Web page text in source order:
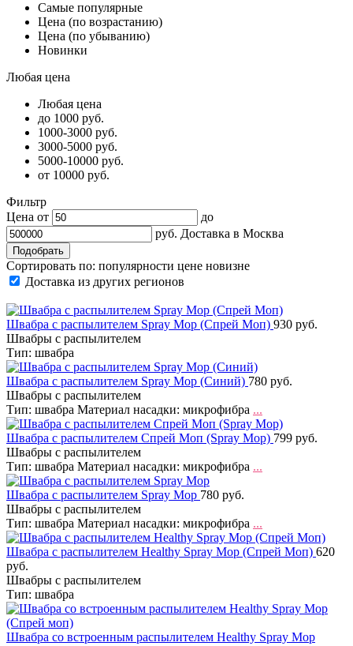
Самые популярные
Цена (по возрастанию)
Цена (по убыванию)
Новинки
Любая цена
Любая цена
до 1000 руб.
1000-3000 руб.
3000-5000 руб.
5000-10000 руб.
от 10000 руб.
Фильтр
Цена от
до
руб. Доставка в Москва
Сортировать по: популярности цене новизне
Доставка из других регионов
Швабра с распылителем Spray Mop (Спрей Моп) 930 руб.
Швабры с распылителем
Тип: швабра
Швабра с распылителем Spray Mop (Синий) 780 руб.
Швабры с распылителем
Тип: швабра Материал насадки: микрофибра ...
Швабра с распылителем Спрей Моп (Spray Mop) 799 руб.
Швабры с распылителем
Тип: швабра Материал насадки: микрофибра ...
Швабра с распылителем Spray Mop 780 руб.
Швабры с распылителем
Тип: швабра Материал насадки: микрофибра ...
Швабра с распылителем Healthy Spray Mop (Спрей Моп) 620
руб.
Швабры с распылителем
Тип: швабра
Швабра со встроенным распылителем Healthy Spray Mop